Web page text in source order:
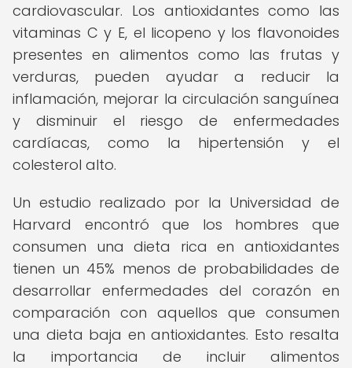
cardiovascular. Los antioxidantes como las
vitaminas C y E, el licopeno y los flavonoides
presentes en alimentos como las frutas y
verduras, pueden ayudar a reducir la
inflamación, mejorar la circulación sanguínea
y disminuir el riesgo de enfermedades
cardíacas, como la hipertensión y el
colesterol alto.
Un estudio realizado por la Universidad de
Harvard encontró que los hombres que
consumen una dieta rica en antioxidantes
tienen un 45% menos de probabilidades de
desarrollar enfermedades del corazón en
comparación con aquellos que consumen
una dieta baja en antioxidantes. Esto resalta
la importancia de incluir alimentos